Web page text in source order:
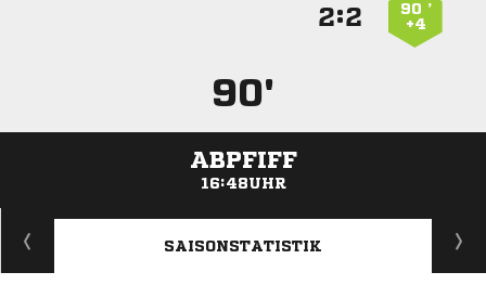
90 ’
+4
:
90'
ABPFIFF
16:48UHR
ANZEIGE
SAISONSTATISTIK